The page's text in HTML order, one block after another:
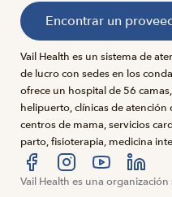
Encontrar un
Vail Health es un sistema de
de lucro con sedes en los
ofrece un hospital de 56
helipuerto, clínicas de atención
centros de mama, servicios
parto, fisioterapia, medicina
Visítanos en Facebook
Visítanos enVisítanos en
Vail Health es una